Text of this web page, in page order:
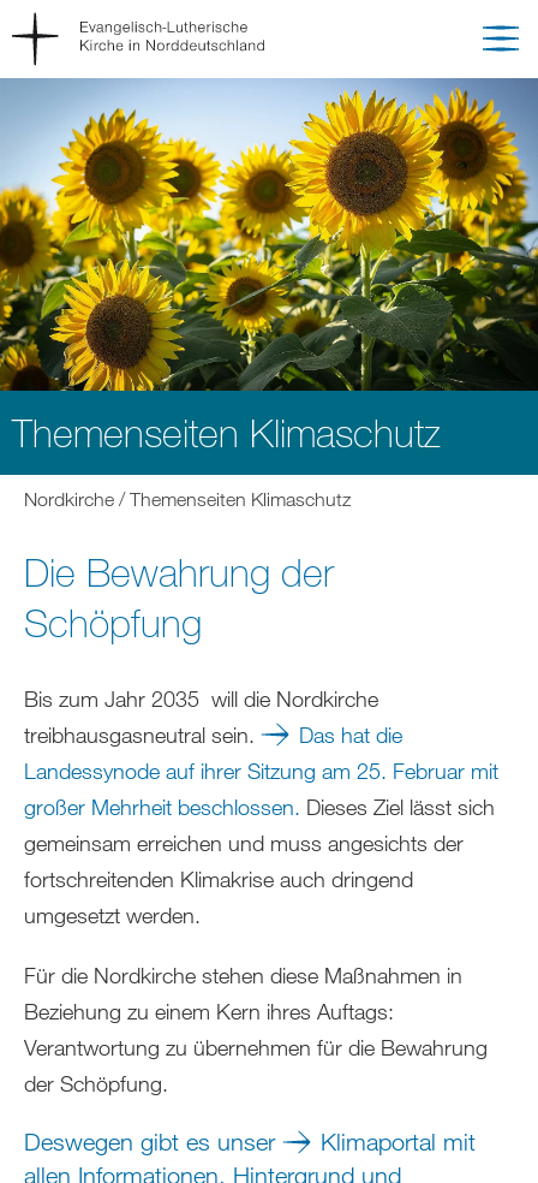
Themenseiten Klimaschutz
Sie
sich
hier:
Nordkirche Themenseiten Klimaschutz
Die Bewahrung der
Schöpfung
Bis zum Jahr 2035 will die Nordkirche
treibhausgasneutral sein.
Das hat die
Landessynode auf ihrer Sitzung am 25. Februar mit
großer Mehrheit beschlossen. Dieses Ziel lässt sich
gemeinsam erreichen und muss angesichts der
fortschreitenden Klimakrise auch dringend
umgesetzt werden.
Für die Nordkirche stehen diese Maßnahmen in
Beziehung zu einem Kern ihres Auftags:
Verantwortung zu übernehmen für die Bewahrung
der Schöpfung.
Deswegen gibt es unser
Klimaportal mit
allen Informationen, Hintergrund und